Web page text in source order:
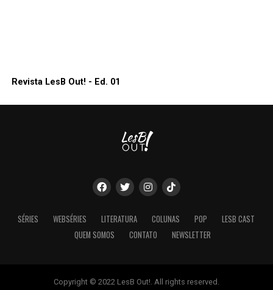
Revista LesB Out! - Ed. 01
SÉRIES WEBSÉRIES LITERATURA COLUNAS POP
LESB CAST
QUEM SOMOS
CONTATO NEWSLETTER
Copyright © 2022 LesB Out!. All rights reserved.